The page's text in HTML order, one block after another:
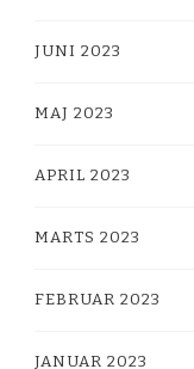
JUNI 2023
MAJ 2023
APRIL 2023
MARTS 2023
FEBRUAR 2023
JANUAR 2023